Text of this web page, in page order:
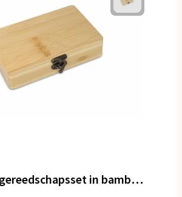
13-delige gereedschapsset in bamboe doos